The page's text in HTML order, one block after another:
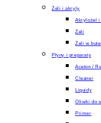
Żeli i akryly
Akrylożel i
Żeli
Żeli w
Płyny i preparaty
Aceton /
Cleaner
Liquidy
Oliwki do
Primer